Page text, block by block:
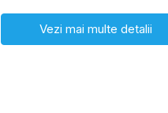
Vezi mai multe detalii